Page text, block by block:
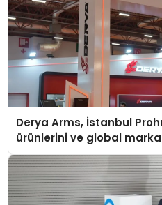
Derya Arms, İstanbul
ürünlerini ve global